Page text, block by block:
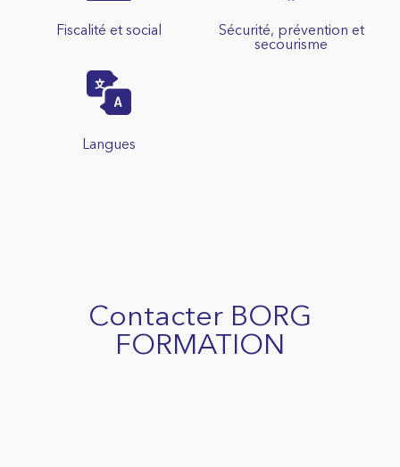
Fiscalité et social
Sécurité, prévention et
secourisme
Langues
Contacter BORG
FORMATION